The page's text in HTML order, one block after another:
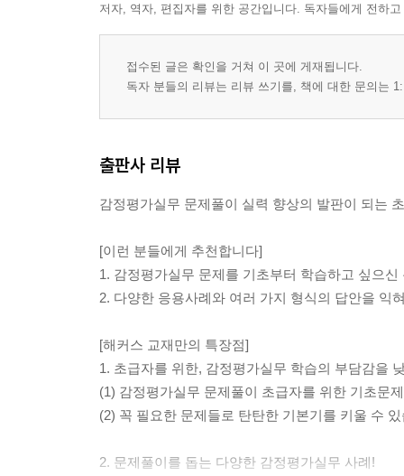
저자, 역자, 편집자를 위한 공간입니다. 독자들에게 전하
접수된 글은 확인을 거쳐 이 곳에 게재됩니다.
독자 분들의 리뷰는 리뷰 쓰기를, 책에 대한 문의는
출판사 리뷰
감정평가실무 문제풀이 실력 향상의 발판이 되는
[이런 분들에게 추천합니다]
1. 감정평가실무 문제를 기초부터 학습하고 싶으신
2. 다양한 응용사례와 여러 가지 형식의 답안을 익
[해커스 교재만의 특장점]
1. 초급자를 위한, 감정평가실무 학습의 부담감을
(1) 감정평가실무 문제풀이 초급자를 위한 기초문
(2) 꼭 필요한 문제들로 탄탄한 기본기를 키울 수
2. 문제풀이를 돕는 다양한 감정평가실무 사례!